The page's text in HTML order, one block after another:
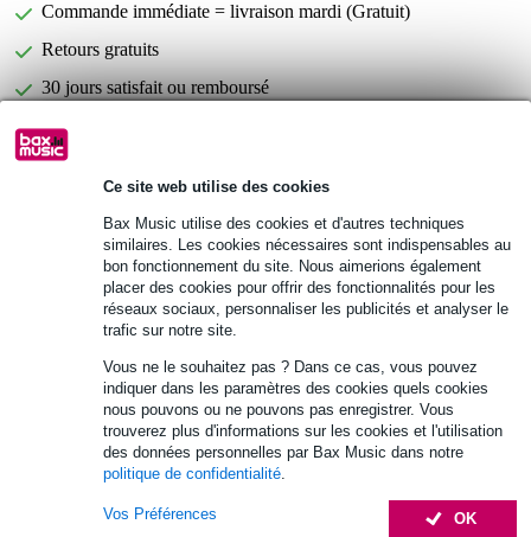
Ce site web utilise des cookies
Bax Music utilise des cookies et d'autres techniques
similaires. Les cookies nécessaires sont indispensables au
bon fonctionnement du site. Nous aimerions également
placer des cookies pour offrir des fonctionnalités pour les
réseaux sociaux, personnaliser les publicités et analyser le
trafic sur notre site.
Vous ne le souhaitez pas ? Dans ce cas, vous pouvez
indiquer dans les paramètres des cookies quels cookies
nous pouvons ou ne pouvons pas enregistrer. Vous
trouverez plus d'informations sur les cookies et l'utilisation
des données personnelles par Bax Music dans notre
politique de confidentialité.
OK
Vos Préférences
Commande immédiate = livraison mardi (Gratuit)
Retours gratuits
30 jours satisfait ou remboursé
ans et profitez de plus d'avantages exclusifs !
11,95 € (frais uniques)
Informations
crossover numérique
fréquence d'échantillonnage : 48 kHz
Afficher toutes les caractéristiques du produit
Accessoires (7)